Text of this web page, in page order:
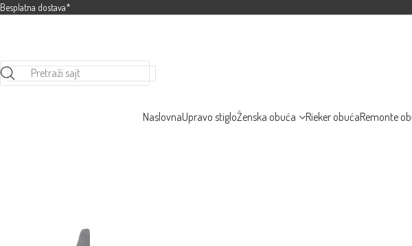
Besplatna dostava*
Pretraži sajt
NaslovnaUpravo stigloŽenska obuća Rieker obućaRemonte